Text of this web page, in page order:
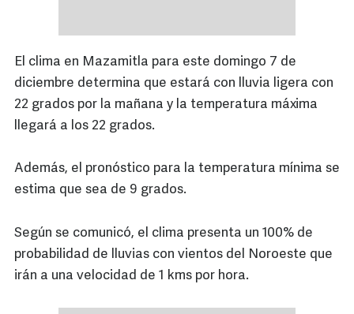
El clima en Mazamitla para este domingo 7 de
diciembre determina que estará con lluvia ligera con
22 grados por la mañana y la temperatura máxima
llegará a los 22 grados.
Además, el pronóstico para la temperatura mínima se
estima que sea de 9 grados.
Según se comunicó, el clima presenta un 100% de
probabilidad de lluvias con vientos del Noroeste que
irán a una velocidad de 1 kms por hora.